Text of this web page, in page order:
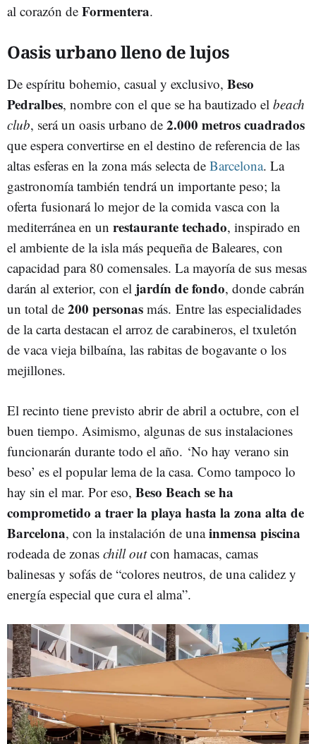
al corazón de Formentera.
Oasis urbano lleno de lujos
De espíritu bohemio, casual y exclusivo, Beso
Pedralbes, nombre con el que se ha bautizado el beach
club, será un oasis urbano de 2.000 metros cuadrados
que espera convertirse en el destino de referencia de las
altas esferas en la zona más selecta de Barcelona. La
gastronomía también tendrá un importante peso; la
oferta fusionará lo mejor de la comida vasca con la
mediterránea en un restaurante techado, inspirado en
el ambiente de la isla más pequeña de Baleares, con
capacidad para 80 comensales. La mayoría de sus mesas
darán al exterior, con el jardín de fondo, donde cabrán
un total de 200 personas más. Entre las especialidades
de la carta destacan el arroz de carabineros, el txuletón
de vaca vieja bilbaína, las rabitas de bogavante o los
mejillones.
El recinto tiene previsto abrir de abril a octubre, con el
buen tiempo. Asimismo, algunas de sus instalaciones
funcionarán durante todo el año. ‘No hay verano sin
beso’ es el popular lema de la casa. Como tampoco lo
hay sin el mar. Por eso, Beso Beach se ha
comprometido a traer la playa hasta la zona alta de
Barcelona, con la instalación de unainmensa piscina
rodeada de zonas chill outcon hamacas, camas
balinesas y sofás de “colores neutros, de una calidez y
energía especial que cura el alma”.